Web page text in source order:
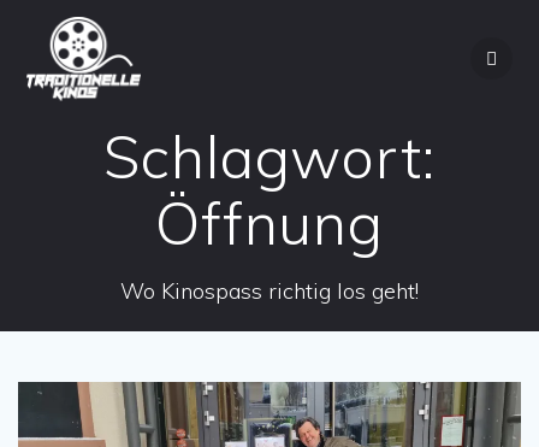
Schlagwort:
Öffnung
Wo Kinospass richtig los geht!